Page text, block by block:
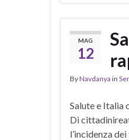
MAG
12
ByNavdanya in
Salute e Italia
Di
l’incidenza